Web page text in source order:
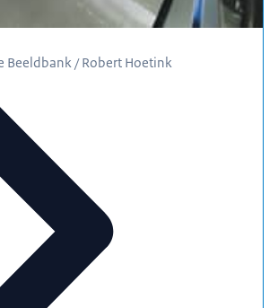
Beeldbank / Robert Hoetink